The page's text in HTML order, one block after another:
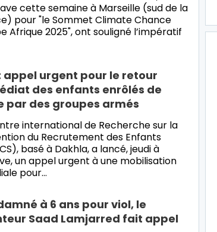
cette semaine à Marseille (sud de la
pour "le Sommet Climate Chance
Afrique 2025", ont souligné l’impératif
appel urgent pour le retour
des enfants enrôlés de
par des groupes armés
international de Recherche sur la
du Recrutement des Enfants
basé à Dakhla, a lancé, jeudi à
un appel urgent à une mobilisation
pour…
à 6 ans pour viol, le
Saad Lamjarred fait appel